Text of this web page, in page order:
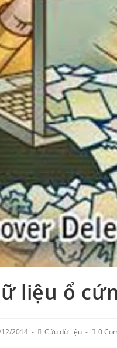
liệu ổ
2014
PostCứu dữ liệu
Post
0